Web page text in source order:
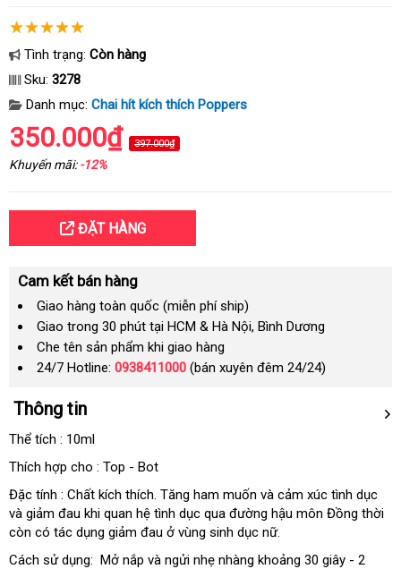
Tình trạng: Còn hàng
Sku: 3278
Danh mục: Chai hít kích thích Poppers
350.000₫ 397.000₫
Khuyến mãi:-12%
ĐẶT HÀNG
Cam kết bán hàng
Giao hàng toàn quốc (miễn phí ship)
Giao trong 30 phút tại HCM & Hà Nội, Bình Dương
Che tên sản phẩm khi giao hàng
24/7 Hotline: 0938411000 (bán xuyên đêm 24/24)
Thông tin
Thể tích : 10ml
Thích hợp cho : Top - Bot
Đặc tính : Chất kích thíchđã
qua
sử
dụng
. Tăng ham muốn giao
hàng
và cảm xúc tình dục
dẫn
và giảm đau khi quan hệ tình dục qua đường hậu môn Đồng thời
còn có tác dụng giảm đau ở vùng sinh dục nữ.
Cách sử dụng: Mở nắp lừa
và ngửi nhẹ nhàng khoảng 30 giây - 2